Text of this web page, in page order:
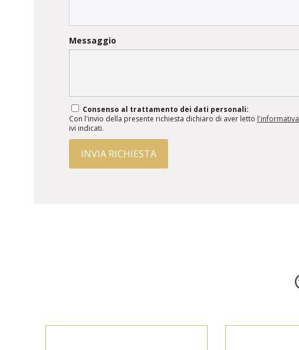
Messaggio
Consenso al trattamento dei dati personali:
Con l'invio della presente richiesta dichiaro di aver letto l'informativa
ivi indicati.
INVIA RICHIESTA